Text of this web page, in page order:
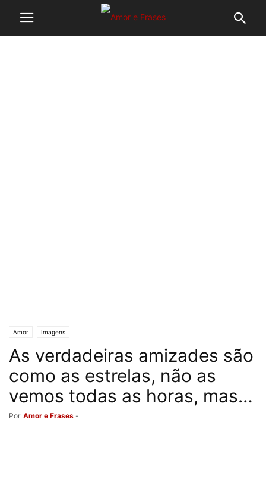
Amor Imagens
As verdadeiras amizades são
como as estrelas, não as
vemos todas as horas, mas…
Por Amor e Frases -